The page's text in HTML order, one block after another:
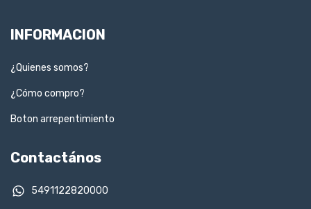
INFORMACION
¿Quienes somos?
¿Cómo compro?
Boton arrepentimiento
Contactános
5491122820000